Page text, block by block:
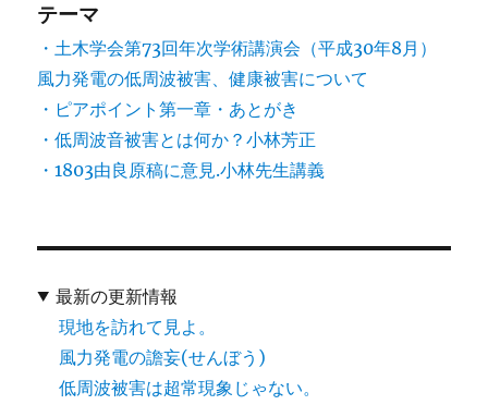
テーマ
・土木学会第73回年次学術講演会（平成30年8月）
風力発電の低周波被害、健康被害について
・ピアポイント第一章・あとがき
・低周波音被害とは何か？小林芳正
・1803由良原稿に意見.小林先生講義
最新の更新情報
現地を訪れて見よ。
風力発電の譫妄(せんぼう)
低周波被害は超常現象じゃない。